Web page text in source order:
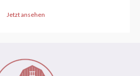
Jetzt ansehen